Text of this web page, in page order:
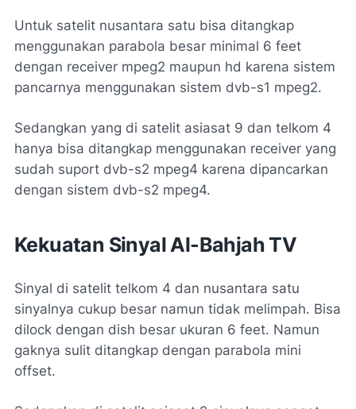
Untuk satelit nusantara satu bisa ditangkap
menggunakan parabola besar minimal 6 feet
dengan receiver mpeg2 maupun hd karena sistem
pancarnya menggunakan sistem dvb-s1 mpeg2.
Sedangkan yang di satelit asiasat 9 dan telkom 4
hanya bisa ditangkap menggunakan receiver yang
sudah suport dvb-s2 mpeg4 karena dipancarkan
dengan sistem dvb-s2 mpeg4.
Kekuatan Sinyal Al-Bahjah TV
Sinyal di satelit telkom 4 dan nusantara satu
sinyalnya cukup besar namun tidak melimpah. Bisa
dilock dengan dish besar ukuran 6 feet. Namun
gaknya sulit ditangkap dengan parabola mini
offset.